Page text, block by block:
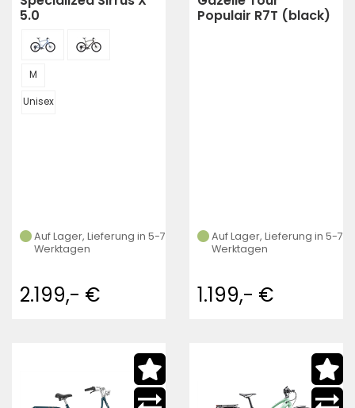
5.0
M
Unisex
Auf Lager, Lieferung in 5-7
Werktagen
2.199,- €
Populair R7T (black)
Auf Lager, Lieferung in 5-7
Werktagen
1.199,- €